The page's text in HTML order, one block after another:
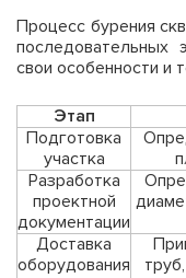
Процесс бурения
последовательных
свои особенности и
Этап
Подготовка
участка
Разработка
проектной
документации
Доставка
оборудования